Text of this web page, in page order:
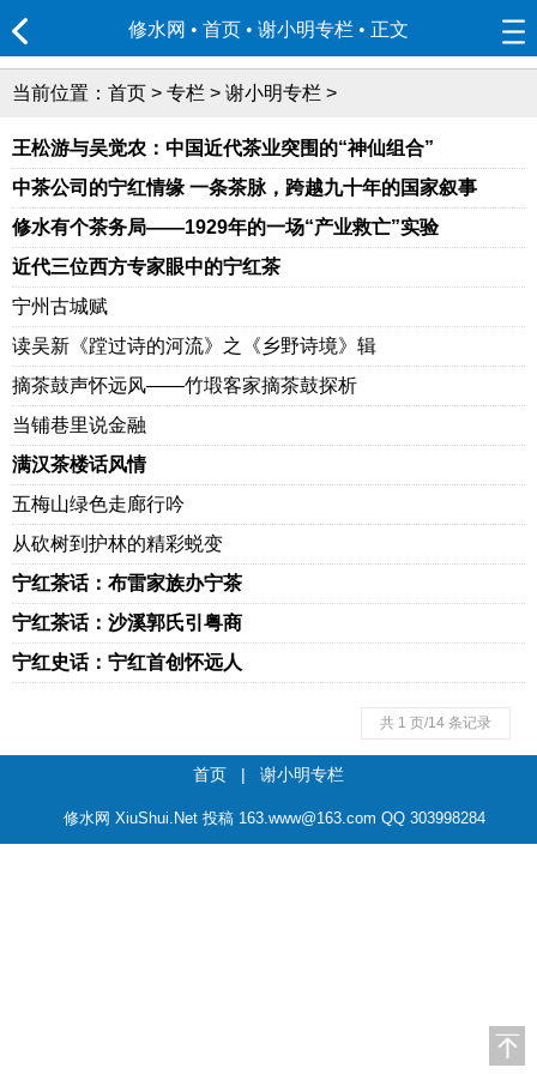
修水网 • 首页 • 谢小明专栏 • 正文
当前位置： 首页 > 专栏 > 谢小明专栏 >
王松游与吴觉农：中国近代茶业突围的“神仙组合”
中茶公司的宁红情缘 一条茶脉，跨越九十年的国家叙事
修水有个茶务局——1929年的一场“产业救亡”实验
近代三位西方专家眼中的宁红茶
宁州古城赋
读吴新《蹚过诗的河流》之《乡野诗境》辑
摘茶鼓声怀远风——竹塅客家摘茶鼓探析
当铺巷里说金融
满汉茶楼话风情
五梅山绿色走廊行吟
从砍树到护林的精彩蜕变
宁红茶话：布雷家族办宁茶
宁红茶话：沙溪郭氏引粤商
宁红史话：宁红首创怀远人
共 1 页/14 条记录
首页 | 谢小明专栏
修水网 XiuShui.Net 投稿 163.www@163.com QQ 303998284